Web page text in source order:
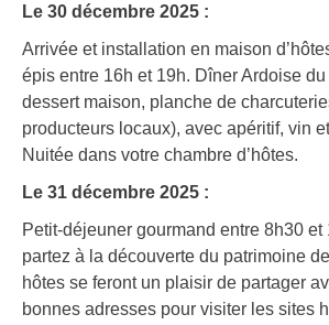
Le 30 décembre 2025 :
Arrivée et installation en maison
épis entre 16h et 19h. Dîner Ardoise
dessert maison, planche de
producteurs locaux), avec apéritif, vin
Nuitée dans votre chambre d’hôtes.
Le 31 décembre 2025 :
Petit-déjeuner gourmand entre 8h30 et
partez à la découverte du patrimoine
hôtes se feront un plaisir de partager
bonnes adresses pour visiter les sites